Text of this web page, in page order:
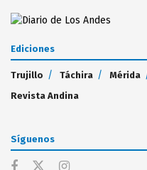
Ediciones
Trujillo Táchira Mérida
Revista Andina
Síguenos